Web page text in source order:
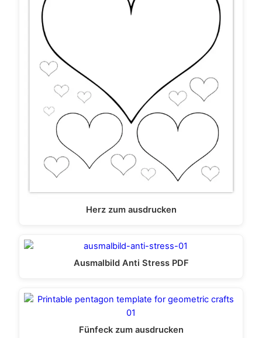
Herz zum ausdrucken
Ausmalbild Anti Stress PDF
Fünfeck zum ausdrucken